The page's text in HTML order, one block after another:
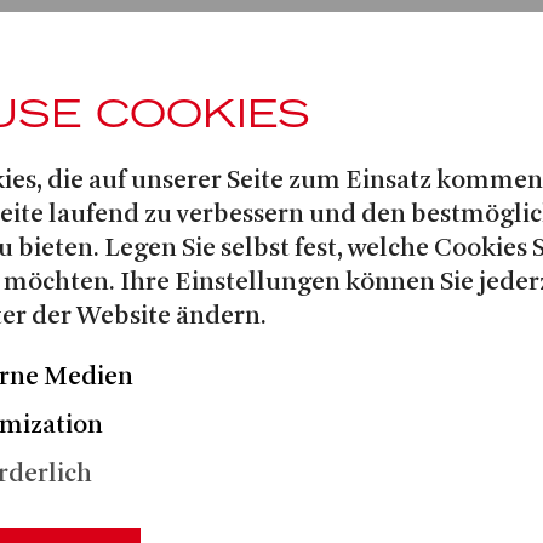
10:00
UNTER DEN
12:00
UNTER DEN WELLEN
COOKIES
die auf unserer Seite zum Einsatz
laufend zu verbessern und den
bieten. Legen Sie selbst fest, welche Cookies
möchten. Ihre Einstellungen können Sie
der Website ändern.
Medien